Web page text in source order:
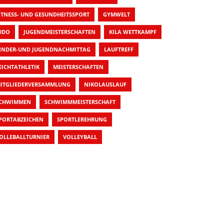
UND GESUNDHEITSSPORT GYMWELT
JUGENDMEISTERSCHAFTEN KILA WETTKAMPF
UND JUGENDNACHMITTAG LAUFTREFF
MEISTERSCHAFTEN
NIKOLAUSLAUF
SCHWIMMMEISTERSCHAFT
SPORTLEREHRUNG
VOLLEYBALL